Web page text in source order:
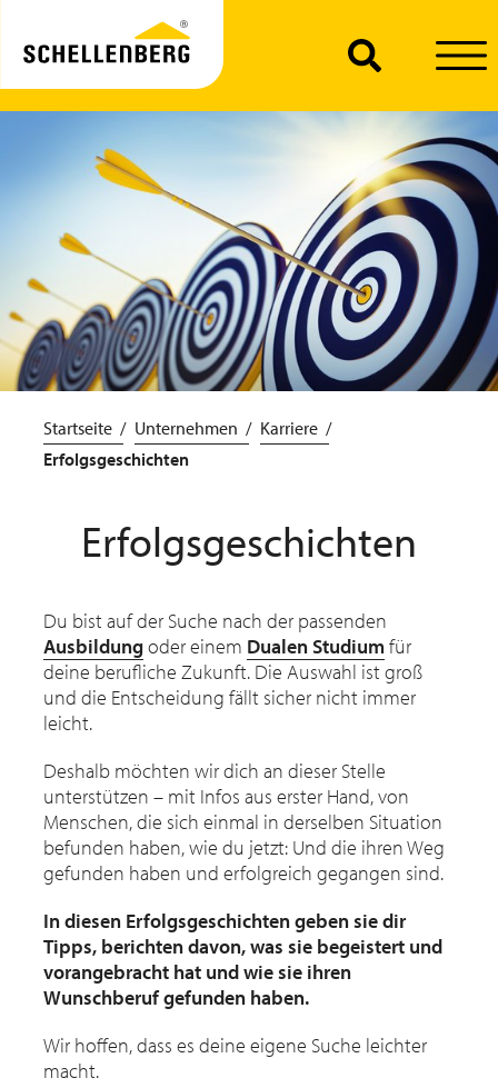
Startseite Unternehmen
Karriere
Erfolgsgeschichten
Erfolgsgeschichten
Du bist auf der Suche nach der passenden
Ausbildungoder einem Dualen Studiumfür
deine berufliche Zukunft. Die Auswahl ist groß
und die Entscheidung fällt sicher nicht immer
leicht.
Deshalb möchten wir dich an dieser Stelle
unterstützen – mit Infos aus erster Hand, von
Menschen, die sich einmal in derselben Situation
befunden haben, wie du jetzt: Und die ihren Weg
gefunden haben und erfolgreich gegangen sind.
In diesen Erfolgsgeschichten geben sie dir
Tipps, berichten davon, was sie begeistert und
vorangebracht hat und wie sie ihren
Wunschberuf gefunden haben.
Wir hoffen, dass es deine eigene Suche leichter
macht.